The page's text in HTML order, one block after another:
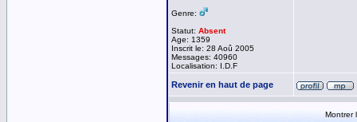
Genre:
Statut: Absent
Age: 1359
Inscrit le: 28 Aoû 2005
Messages: 40960
Localisation: I.D.F
Revenir en haut de page
Montrer